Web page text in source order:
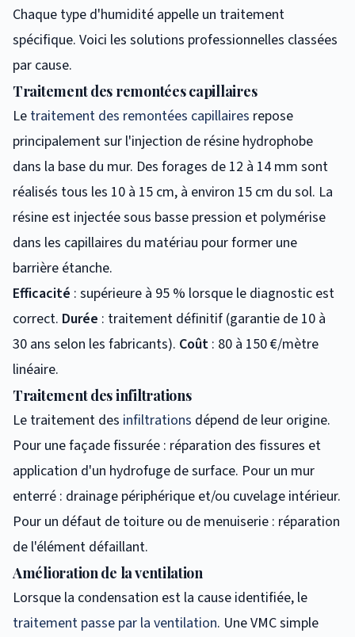
Chaque type d'humidité appelle un traitement
spécifique. Voici les solutions professionnelles classées
par cause.
Traitement des remontées capillaires
Le traitement des remontées capillaires repose
principalement sur l'injection de résine hydrophobe
dans la base du mur. Des forages de 12 à 14 mm sont
réalisés tous les 10 à 15 cm, à environ 15 cm du sol. La
résine est injectée sous basse pression et polymérise
dans les capillaires du matériau pour former une
barrière étanche.
Efficacité : supérieure à 95 % lorsque le diagnostic est
correct. Durée : traitement définitif (garantie de 10 à
30 ans selon les fabricants). Coût : 80 à 150 €/mètre
linéaire.
Traitement des infiltrations
Le traitement des infiltrations dépend de leur origine.
Pour une façade fissurée : réparation des fissures et
application d'un hydrofuge de surface. Pour un mur
enterré : drainage périphérique et/ou cuvelage intérieur.
Pour un défaut de toiture ou de menuiserie : réparation
de l'élément défaillant.
Amélioration de la ventilation
Lorsque la condensation est la cause identifiée, le
traitement passe par la ventilation. Une VMC simple